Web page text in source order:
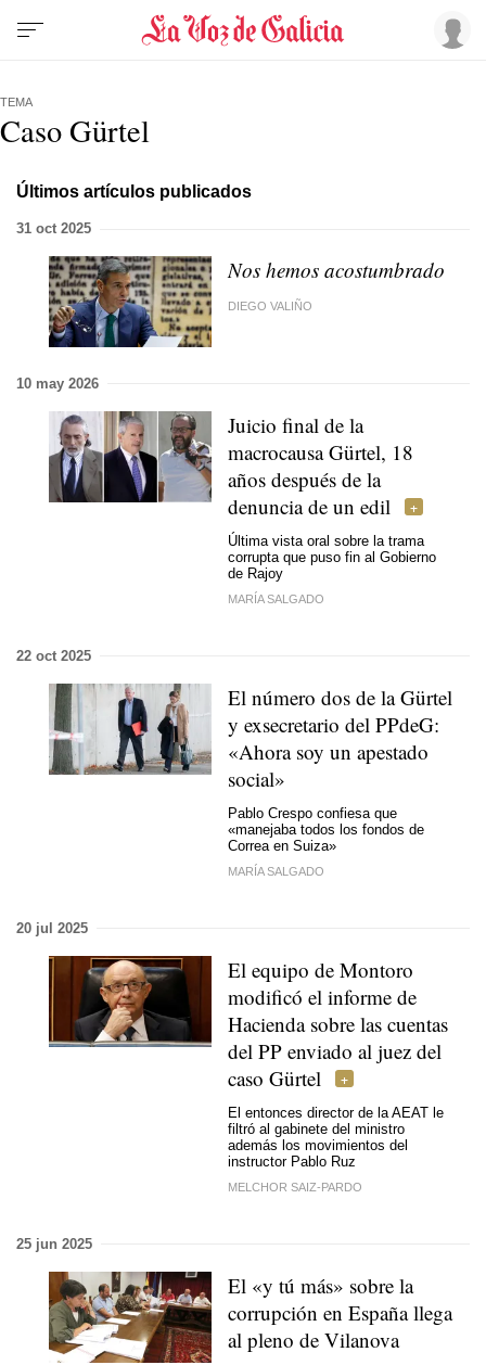
TEMA
Caso Gürtel
Últimos artículos publicados
31 oct 2025
Nos hemos acostumbrado
DIEGO VALIÑO
10 may 2026
Juicio final de la
macrocausa Gürtel, 18
años después de la
denuncia de un edil
Última vista oral sobre la trama
corrupta que puso fin al Gobierno
de Rajoy
MARÍA SALGADO
22 oct 2025
El número dos de la Gürtel
y exsecretario del PPdeG:
«Ahora soy un apestado
social»
Pablo Crespo confiesa que
«manejaba todos los fondos de
Correa en Suiza»
MARÍA SALGADO
20 jul 2025
El equipo de Montoro
modificó el informe de
Hacienda sobre las cuentas
del PP enviado al juez del
caso Gürtel
El entonces director de la AEAT le
filtró al gabinete del ministro
además los movimientos del
instructor Pablo Ruz
MELCHOR SAIZ-PARDO
25 jun 2025
El «y tú más» sobre la
corrupción en España llega
al pleno de Vilanova